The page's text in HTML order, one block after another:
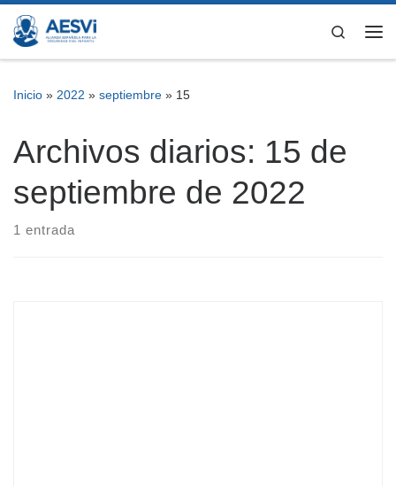
Saltar al contenido
Search
Inicio » 2022 » septiembre » 15
Archivos diarios: 15 de
septiembre de 2022
1 entrada